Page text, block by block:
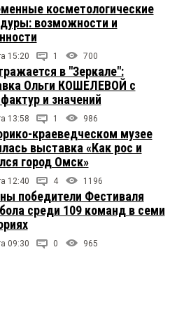
косметологические
возможности и
15:20 1 700
в "Зеркале":
Ольги КОШЕЛЕВОЙ с
и значений
13:58 1 986
краеведческом музее
выставка «Как рос и
город Омск»
12:40 4 1196
победители Фестиваля
среди 109 команд в семи
09:30 0 965